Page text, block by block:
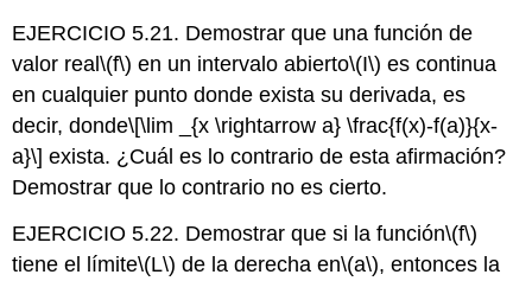
EJERCICIO 5.21. Demostrar que una función de
valor real\(f\) en un intervalo abierto\(I\) es continua
en cualquier punto donde exista su derivada, es
decir, donde\[\lim _{x \rightarrow a} \frac{f(x)-f(a)}{x-
a}\] exista. ¿Cuál es lo contrario de esta afirmación?
Demostrar que lo contrario no es cierto.
EJERCICIO 5.22. Demostrar que si la función\(f\)
tiene el límite\(L\) de la derecha en\(a\), entonces la